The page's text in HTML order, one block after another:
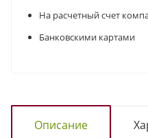
На расчетный счет
Банковскими картами
Описание